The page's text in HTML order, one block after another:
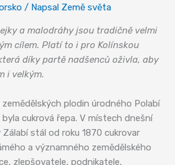
/ Napsal Země světa
a malodráhy jsou tradičně velmi
cílem. Platí to i pro Kolínskou
díky partě nadšenců oživla, aby
i velkým.
plodin úrodného Polabí
cukrová řepa. V místech dnešní
stál od roku 1870 cukrovar
a významného zemědělského
zlepšovatele, podnikatele,